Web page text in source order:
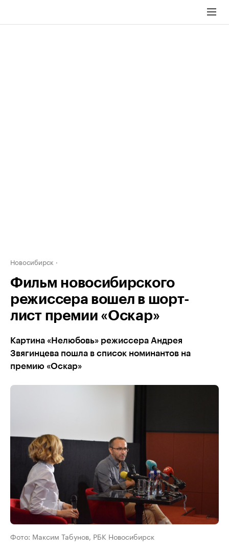
Новосибирск
Фильм новосибирского
режиссера вошел в шорт-
лист премии «Оскар»
Картина «Нелюбовь» режиссера Андрея
Звягинцева пошла в список номинантов на
премию «Оскар»
Фото: Максим Табунов, РБК Новосибирск